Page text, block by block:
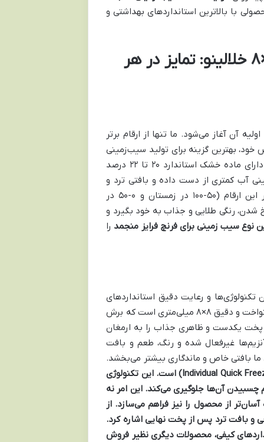
با بالاترین استانداردهای بهداشتی و
ویژگی‌های برتر سیب زمینی خلالی منجمد ۸×۸ خلالینو: تمایز در هر
آن آغاز می‌شود. ما تنها از ارقام برتر
بهترین گزینه برای تولید سیب‌زمینی
سرخ‌کرده هستند. این سیب‌زمینی‌ها با وزن ایده‌آل بین ۳۰۰ تا ۴۰۰ گرم، دارای ماده خشک استاندارد ۲۰ تا ۲۲ درصد
آب کمتری از دست داده و بافتی ترد و
مغزی نرم و دلچسب خواهد داشت. همچنین، کنترل دقیق میزان قند در این ارقام (۵۰-۱۰۰ در زمستان و ۰-۵۰ در
رنگی طلایی و جذاب به خود بگیرد و
نوع سیب زمینی برای فرنچ فرایز منجمدرا
تکنولوژی‌ها و رعایت دقیق استانداردهای
بهداشتی صورت می‌گیرد. مراحل تولید شامل پوست‌گیری دقیق، برش‌زنی یکنواخت و دقیق ۸×۸ میلی‌متری است که برش
یکدست و ظاهری جذاب را به ارمغان
غیرفعال شده و رنگ، طعم و بافت
بافتی خاص و ماندگاری بیشتر می‌بخشد.
(Individual Quick Freezing) است. این تکنولوژی
چسبیدن آن‌ها جلوگیری می‌کند. این امر نه
از محصول را نیز فراهم می‌سازد. از
و بافت ترد پس از پخت نهایی اشاره کرد.
کیفی، محصولات دیگری نظیر فروش